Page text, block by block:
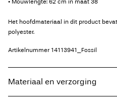
• Mouwlengte: 62 cm in maat 38
Het hoofdmateriaal in dit product
polyester.
Artikelnummer 14113941_Fossil
Materiaal en verzorging